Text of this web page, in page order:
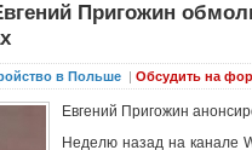
Пригожин
в Польше | Обсудить на
Евгений Пригожин
Неделю назад на канале